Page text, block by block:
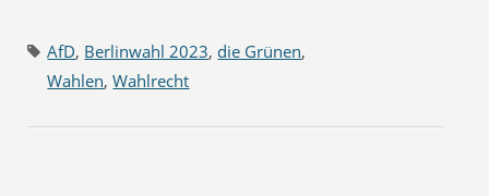
AfD, Berlinwahl 2023, die Grünen,
Wahlen,Wahlrecht